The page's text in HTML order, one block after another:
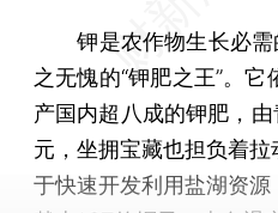
钾是农作物生长必需
之无愧的“钾肥之王”。
产国内超八成的钾肥，
元，坐拥宝藏也担负着
于快速开发利用盐湖资